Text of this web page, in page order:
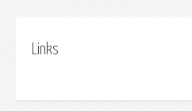
Links